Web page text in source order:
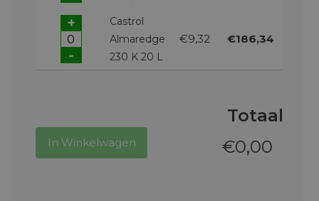
-
+
Castrol
Almaredge
230 K 20 L
€9,32 €186,34
Totaal
€0,00
In Winkelwagen